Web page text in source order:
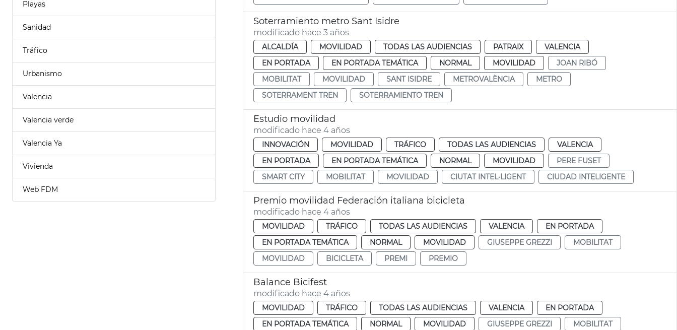
Playas
Sanidad
Tráfico
Urbanismo
Valencia
Valencia verde
Valencia Ya
Vivienda
Web FDM
Soterramiento metro Sant Isidre
modificado hace 3 años
ALCALDÍA MOVILIDAD TODAS LAS AUDIENCIAS PATRAIX
VALENCIA
EN PORTADA
EN PORTADA TEMÁTICA NORMAL MOVILIDAD
JOAN RIBÓ
MOBILITAT
MOVILIDAD SANT ISIDRE METROVALÈNCIA
METRO
SOTERRAMENT TREN
SOTERRAMIENTO TREN
Estudio movilidad
modificado hace 4 años
INNOVACIÓN MOVILIDAD TRÁFICO TODAS LAS AUDIENCIAS
VALENCIA
EN PORTADA
EN PORTADA TEMÁTICA NORMAL MOVILIDAD
PERE FUSET
SMART CITY
MOBILITAT MOVILIDAD CIUTAT INTEL·LIGENT CIUDAD INTELIGENTE
Premio movilidad Federación italiana bicicleta
modificado hace 4 años
MOVILIDAD TRÁFICO TODAS LAS AUDIENCIAS VALENCIA
EN PORTADA
EN PORTADA TEMÁTICA
NORMAL MOVILIDAD GIUSEPPE GREZZI
MOBILITAT
MOVILIDAD
BICICLETA PREMI PREMIO
Balance Bicifest
modificado hace 4 años
MOVILIDAD TRÁFICO TODAS LAS AUDIENCIAS VALENCIA
EN PORTADA
EN PORTADA TEMÁTICA
NORMAL MOVILIDAD GIUSEPPE GREZZI
MOBILITAT